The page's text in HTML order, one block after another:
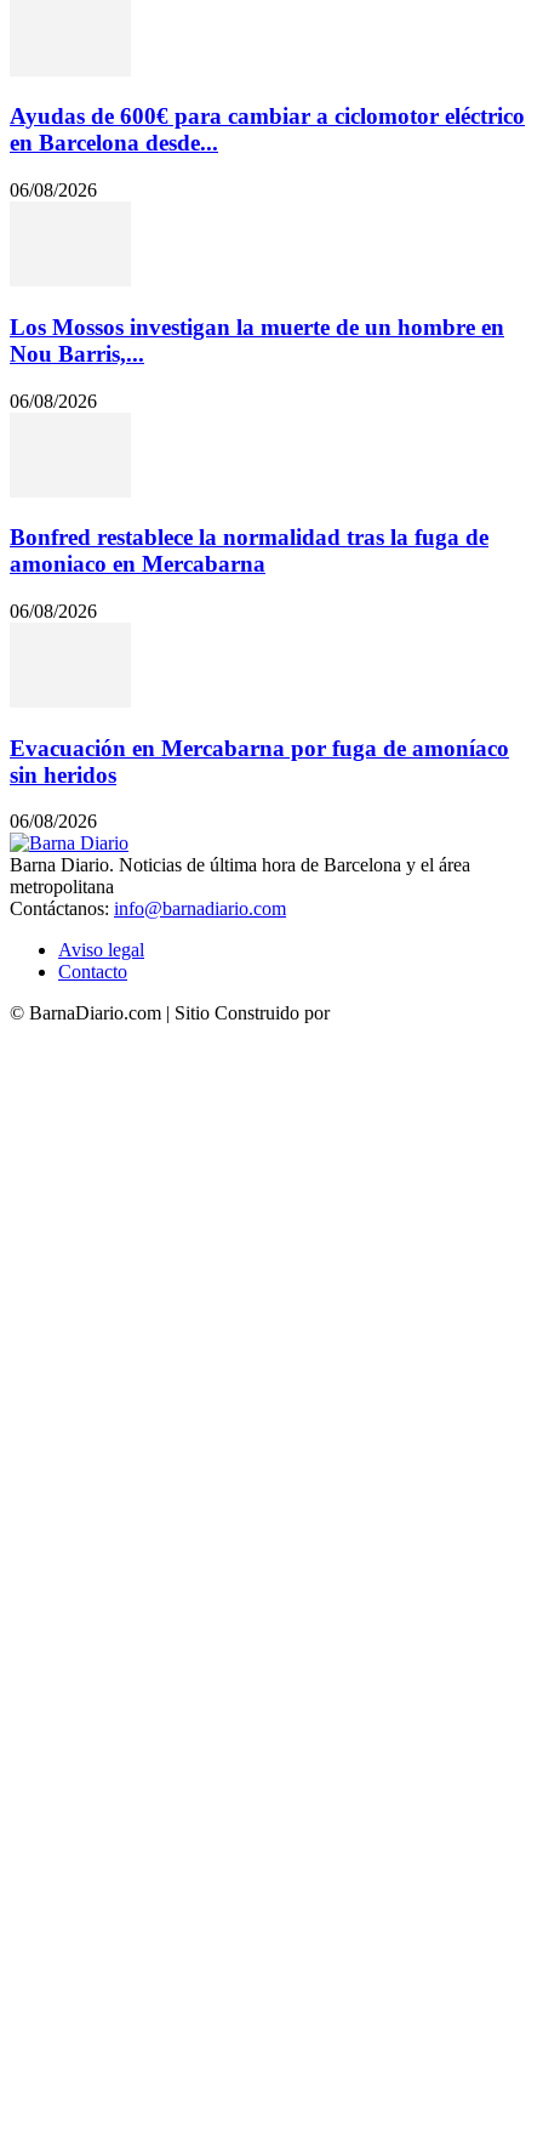
Ayudas de 600€ para cambiar a ciclomotor eléctrico
en Barcelona desde...
06/08/2026
Los Mossos investigan la muerte de un hombre en
Nou Barris,...
06/08/2026
Bonfred restablece la normalidad tras la fuga de
amoniaco en Mercabarna
06/08/2026
Evacuación en Mercabarna por fuga de amoníaco
sin heridos
06/08/2026
Barna Diario. Noticias de última hora de Barcelona y el área
metropolitana
Contáctanos: info@barnadiario.com
Aviso legal
Contacto
© BarnaDiario.com | Sitio Construido por